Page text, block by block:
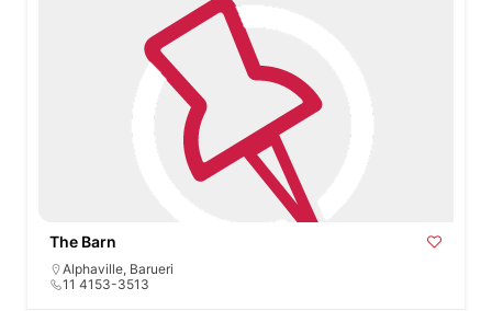
The Barn
Alphaville, Barueri
11 4153-3513